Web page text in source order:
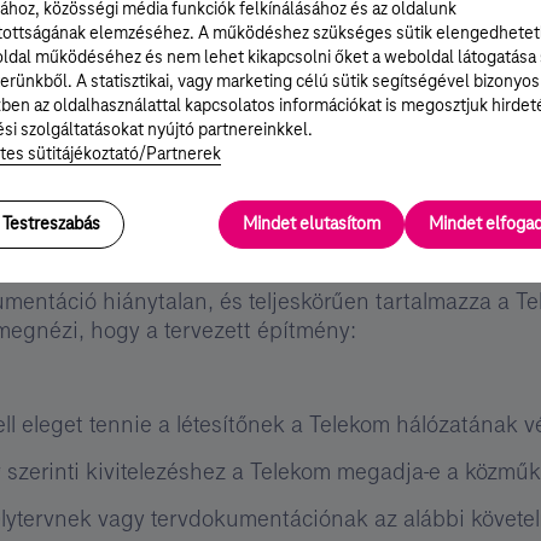
azE-közmű felületenlehet kezdeményezni. A
alapján megvizsgálja, hogy a Magyar
a folyamat alapján hiánypótlásra szólítjuk fel az
hiánytalan, és teljeskörűen tartalmazza a
hogy a tervezett építmény:
eleget tennie a létesítőnek a Telekom hálózatának
kivitelezéshez a Telekom megadja-e a
vagy tervdokumentációnak az alábbi
közösségi média funkciók felkínálásához és az oldalunk
elemzéséhez. A működéshez szükséges sütik
működéséhez és nem lehet kikapcsolni őket a weboldal látogatása
A statisztikai, vagy marketing célú sütik segítségével bizonyos
az oldalhasználattal kapcsolatos információkat is megosztjuk
szolgáltatásokat nyújtó partnereinkkel.
sütitájékoztató/Partnerek
Testreszabás Mindet elutasítom Mindet